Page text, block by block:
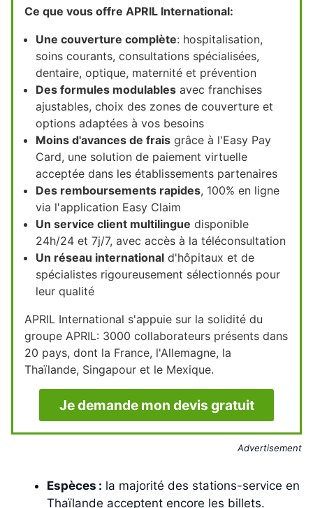
Ce que vous offre APRIL International:
Une couverture complète: hospitalisation,
soins courants, consultations spécialisées,
dentaire, optique, maternité et prévention
Des formules modulables avec franchises
ajustables, choix des zones de couverture et
options adaptées à vos besoins
Moins d'avances de frais grâce à l'Easy Pay
Card, une solution de paiement virtuelle
acceptée dans les établissements partenaires
Des remboursements rapides, 100% en ligne
via l'application Easy Claim
Un service client multilingue disponible
24h/24 et 7j/7, avec accès à la téléconsultation
Un réseau international d'hôpitaux et de
spécialistes rigoureusement sélectionnés pour
leur qualité
APRIL International s'appuie sur la solidité du
groupe APRIL: 3000 collaborateurs présents dans
20 pays, dont la France, l'Allemagne, la
Thaïlande, Singapour et le Mexique.
Je demande mon devis gratuit
Advertisement
Espèces : la majorité des stations-service en
Thaïlande acceptent encore les billets.